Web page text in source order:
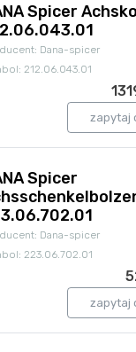
Spicer
Dana-spicer
212.06.043.01
zapytaj
Spicer
Dana-spicer
223.06.702.01
zapytaj